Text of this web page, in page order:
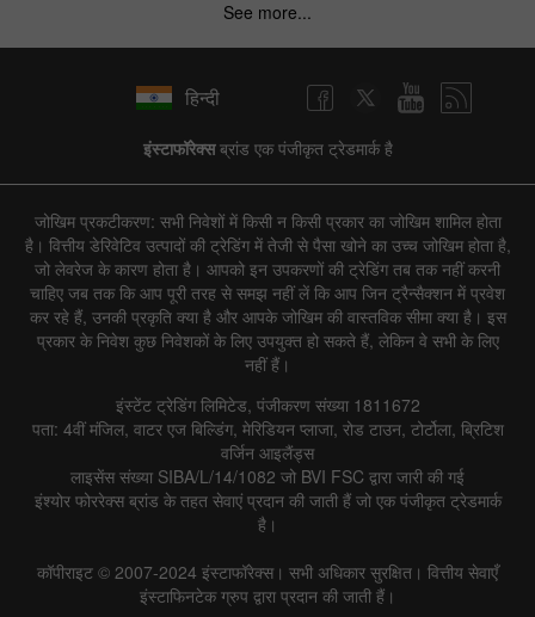
See more...
हिन्दी
इंस्टाफॉरेक्सब्रांड एक पंजीकृत ट्रेडमार्क है
जोखिम प्रकटीकरण: सभी निवेशों में किसी न किसी प्रकार का जोखिम शामिल होता
है। वित्तीय डेरिवेटिव उत्पादों की ट्रेडिंग में तेजी से पैसा खोने का उच्च जोखिम होता है,
जो लेवरेज के कारण होता है। आपको इन उपकरणों की ट्रेडिंग तब तक नहीं करनी
चाहिए जब तक कि आप पूरी तरह से समझ नहीं लें कि आप जिन ट्रैन्सैक्शन में प्रवेश
कर रहे हैं, उनकी प्रकृति क्या है और आपके जोखिम की वास्तविक सीमा क्या है। इस
प्रकार के निवेश कुछ निवेशकों के लिए उपयुक्त हो सकते हैं, लेकिन वे सभी के लिए
नहीं हैं।
इंस्टेंट ट्रेडिंग लिमिटेड, पंजीकरण संख्या 1811672
पता: 4वीं मंजिल, वाटर एज बिल्डिंग, मेरिडियन प्लाजा, रोड टाउन, टोर्टोला, ब्रिटिश
वर्जिन आइलैंड्स
लाइसेंस संख्या SIBA/L/14/1082 जो BVI FSC द्वारा जारी की गई
इंश्योर फोररेक्स ब्रांड के तहत सेवाएं प्रदान की जाती हैं जो एक पंजीकृत ट्रेडमार्क
है।
कॉपीराइट © 2007-2024 इंस्टाफॉरेक्स। सभी अधिकार सुरक्षित। वित्तीय सेवाएँ
इंस्टाफिनटेक ग्रुप द्वारा प्रदान की जाती हैं।